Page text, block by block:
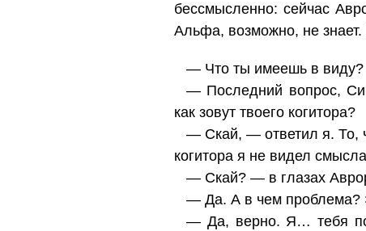
бессмысленно: сейчас
Альфа, возможно, не
— Что ты имеешь в виду?
— Последний вопрос,
как зовут твоего когитора?
— Скай, — ответил я. То,
когитора я не видел
— Скай? — в глазах
— Да. А в чем проблема?
— Да, верно. Я… тебя